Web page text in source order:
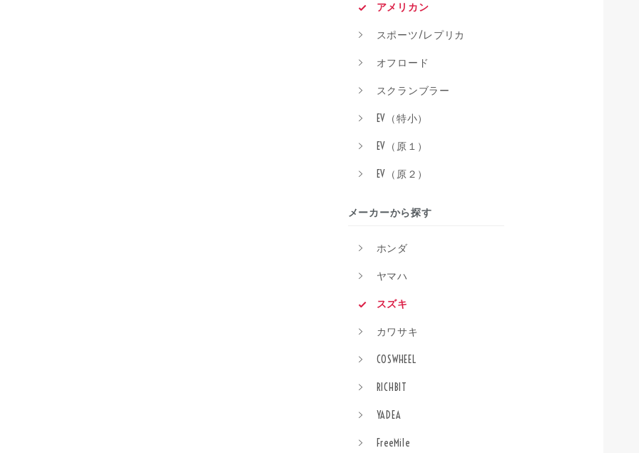
アメリカン
スポーツ/レプリカ
オフロード
スクランブラー
EV（特小）
EV（原１）
EV（原２）
メーカーから探す
ホンダ
ヤマハ
スズキ
カワサキ
COSWHEEL
RICHBIT
YADEA
FreeMile